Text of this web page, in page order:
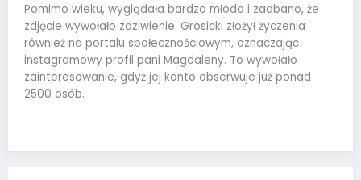
Pomimo wieku, wyglądała bardzo młodo i zadbano, że
zdjęcie wywołało zdziwienie. Grosicki złożył życzenia
również na portalu społecznościowym, oznaczając
instagramowy profil pani Magdaleny. To wywołało
zainteresowanie, gdyż jej konto obserwuje już ponad
2500 osób.